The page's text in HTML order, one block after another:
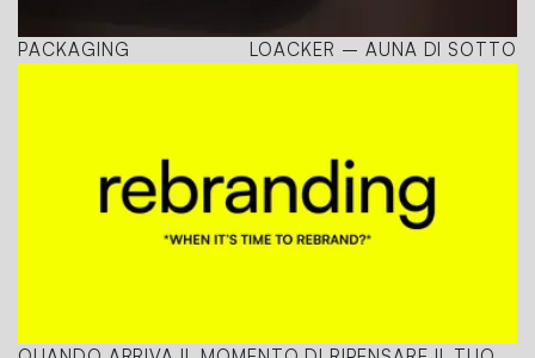
PACKAGING LOACKER – AUNA DI SOTTO